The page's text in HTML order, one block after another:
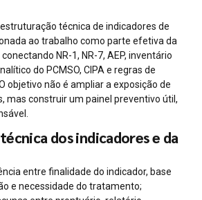
técnica de indicadores de
ao trabalho como parte efetiva da
NR-1, NR-7, AEP, inventário
do PCMSO, CIPA e regras de
objetivo não é ampliar a exposição de
mas construir um painel preventivo útil,
dos indicadores e da
entre finalidade do indicador, base
e necessidade do tratamento;